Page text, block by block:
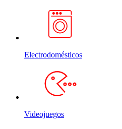
Electrodomésticos
Videojuegos